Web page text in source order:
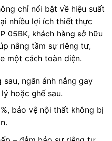
chỉ nổi bật về hiệu suất
nhiều lợi ích thiết thực
05BK, khách hàng sở hữu
nâng tầm sự riêng tư,
một cách toàn diện.
ngăn ánh nắng gay
hoặc ghế sau.
bảo vệ nội thất không bị